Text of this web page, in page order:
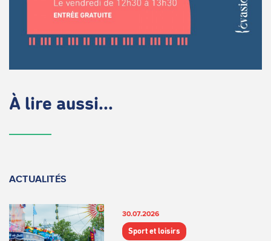
À lire aussi...
ACTUALITÉS
30.07.2026
Sport et loisirs